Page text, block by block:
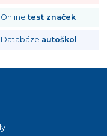
Onlinetest značek
Databáze autoškol